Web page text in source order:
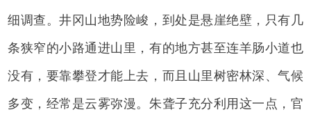
细调查。井冈山地势险峻，到处是悬崖绝壁，只有几
条狭窄的小路通进山里，有的地方甚至连羊肠小道也
没有，要靠攀登才能上去，而且山里树密林深、气候
多变，经常是云雾弥漫。朱聋子充分利用这一点，官